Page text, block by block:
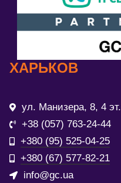
ХАРЬКОВ
ул. Манизера, 8, 4 эт.
+38 (057) 763-24-44
+380 (95) 525-04-25
+380 (67) 577-82-21
info@gc.ua